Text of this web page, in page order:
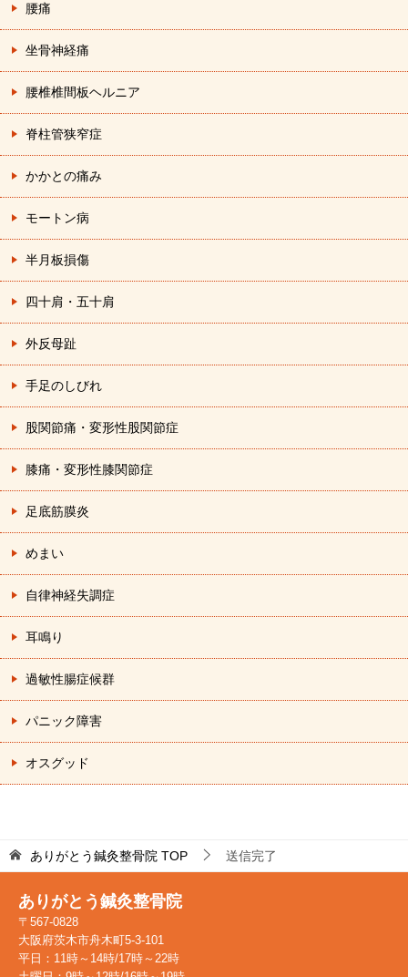
腰痛
坐骨神経痛
腰椎椎間板ヘルニア
脊柱管狭窄症
かかとの痛み
モートン病
半月板損傷
四十肩・五十肩
外反母趾
手足のしびれ
股関節痛・変形性股関節症
膝痛・変形性膝関節症
足底筋膜炎
めまい
自律神経失調症
耳鳴り
過敏性腸症候群
パニック障害
オスグッド
ありがとう鍼灸整骨院 TOP 送信完了
ありがとう鍼灸整骨院
〒567-0828
大阪府茨木市舟木町5-3-101
平日：11時～14時/17時～22時